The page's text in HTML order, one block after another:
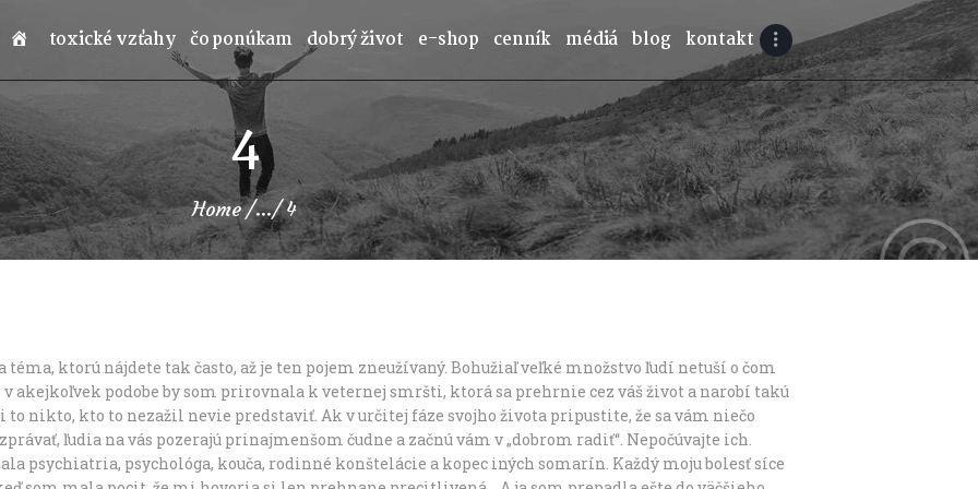
toxické vzťahy čo ponúkam dobrý život e-shop cenník médiá blog kontakt
4
Home ... 4
ktorú nájdete tak často, až je ten pojem zneužívaný. Bohužiaľ veľké množstvo ľudí netuší o čom
akejkoľvek podobe by som prirovnala k veternej smršti, ktorá sa prehrnie cez váš život a narobí takú
to nikto, kto to nezažil nevie predstaviť. Ak v určitej fáze svojho života pripustite, že sa vám niečo
ľudia na vás pozerajú prinajmenšom čudne a začnú vám v „dobrom radiť“. Nepočúvajte ich.
psychiatria, psychológa, kouča, rodinné konštelácie a kopec iných somarín. Každý moju bolesť síce